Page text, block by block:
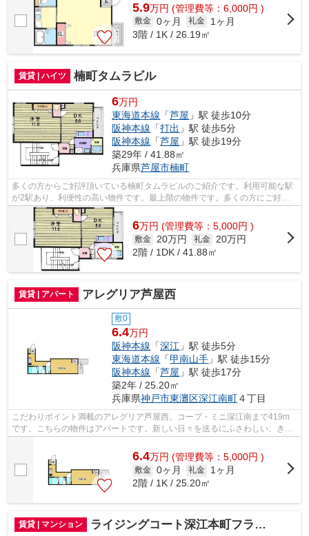
5.9万円 (管理費等：6,000円 )
敷金 0ヶ月 礼金
1ヶ月
3階 / 1K / 26.19㎡
賃貸 | ハイツ 楠町タムラビル
6万円
東海道本線 「芦屋 」駅 徒歩10分
阪神本線 「打出 」駅 徒歩5分
阪神本線 「芦屋 」駅 徒歩19分
築29年 / 41.88㎡
兵庫県芦屋市楠町
多くの方からご好評頂いている楠町タムラビルのご紹介です。利用可能な駅
が2駅あり、利便性の高い物件です。最上階の物件です。多くの方にご好評
をいただいている、清潔感のある賃貸物...
6万円 (管理費等：5,000円 )
敷金 20万円 礼金 20万円
2階 / 1DK / 41.88㎡
賃貸 | アパート アレグリア芦屋西
敷0
6.4万円
阪神本線 「深江 」駅 徒歩5分
東海道本線 「甲南山手 」駅 徒歩15分
阪神本線 「芦屋 」駅 徒歩17分
築2年 / 25.20㎡
兵庫県神戸市東灘区深江南町４丁目
こだわりポイント満載のアレグリア芦屋西。コープ・ミニ深江南まで419m
です。こちらの物件はアパートです。新しい日々を送るにふさわしい、きれ
いな室内です。神戸市東灘区エリアにあ...
6.4万円 (管理費等：5,000円 )
敷金 0ヶ月 礼金
1ヶ月
2階 / 1K / 25.20㎡
賃貸 | マンション ライジングコート深江本町フラワーパーク